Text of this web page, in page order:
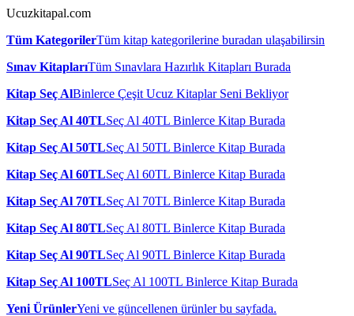
Ucuzkitapal.com
Tüm KategorilerTüm kitap kategorilerine buradan ulaşabilirsin
Sınav KitaplarıTüm Sınavlara Hazırlık Kitapları Burada
Kitap Seç AlBinlerce Çeşit Ucuz Kitaplar Seni Bekliyor
Kitap Seç Al 40TLSeç Al 40TL Binlerce Kitap Burada
Kitap Seç Al 50TLSeç Al 50TL Binlerce Kitap Burada
Kitap Seç Al 60TLSeç Al 60TL Binlerce Kitap Burada
Kitap Seç Al 70TLSeç Al 70TL Binlerce Kitap Burada
Kitap Seç Al 80TLSeç Al 80TL Binlerce Kitap Burada
Kitap Seç Al 90TLSeç Al 90TL Binlerce Kitap Burada
Kitap Seç Al 100TLSeç Al 100TL Binlerce Kitap Burada
Yeni ÜrünlerYeni ve güncellenen ürünler bu sayfada.